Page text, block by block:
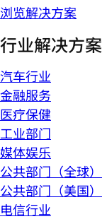
浏览解决方案
行业解决方案
汽车行业
金融服务
医疗保健
工业部门
媒体娱乐
公共部门（全球）
公共部门（美国）
电信行业